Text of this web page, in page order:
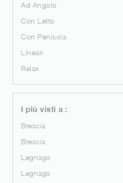
Ad Angolo
Con Letto
Con Penisola
Lineari
Relax
I più visti a :
Brescia
Brescia
Legnago
Legnago